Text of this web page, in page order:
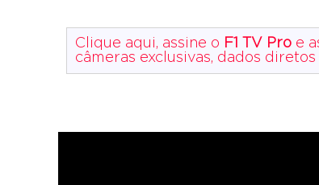
Clique aqui, assine o F1 TV Pro e
câmeras exclusivas, dados